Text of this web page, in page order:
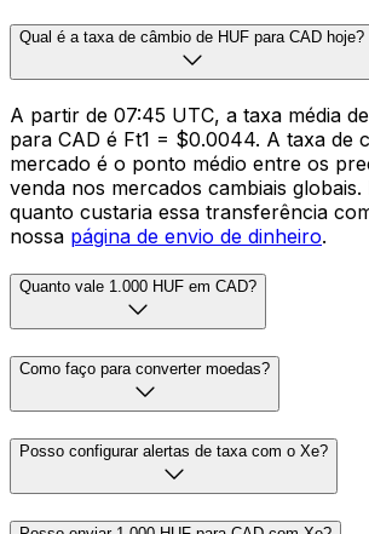
Qual é a taxa de câmbio de HUF para CAD hoje?
A partir de 07:45 UTC, a taxa média
para CAD é Ft1 = $0.0044. A taxa de
mercado é o ponto médio entre os
venda nos mercados cambiais
quanto custaria essa transferência
nossa página de envio de dinheiro.
Quanto vale 1.000 HUF em CAD?
Como faço para converter moedas?
Posso configurar alertas de taxa com o Xe?